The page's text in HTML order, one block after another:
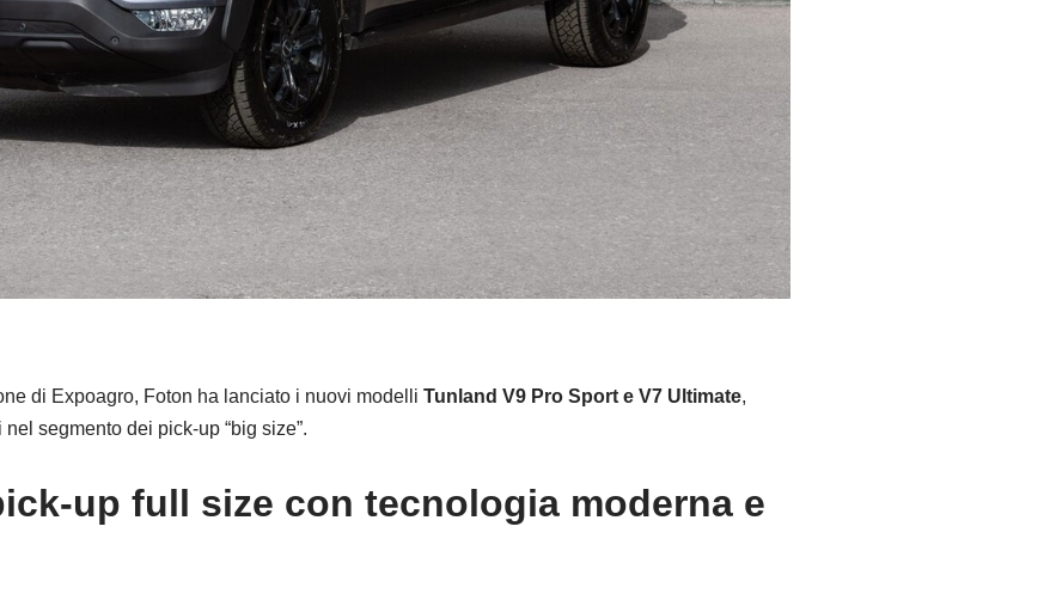
di Expoagro, Foton ha lanciato i nuovi modelli Tunland V9 Pro Sport e V7 Ultimate,
segmento dei pick-up “big size”.
up full size con tecnologia moderna e